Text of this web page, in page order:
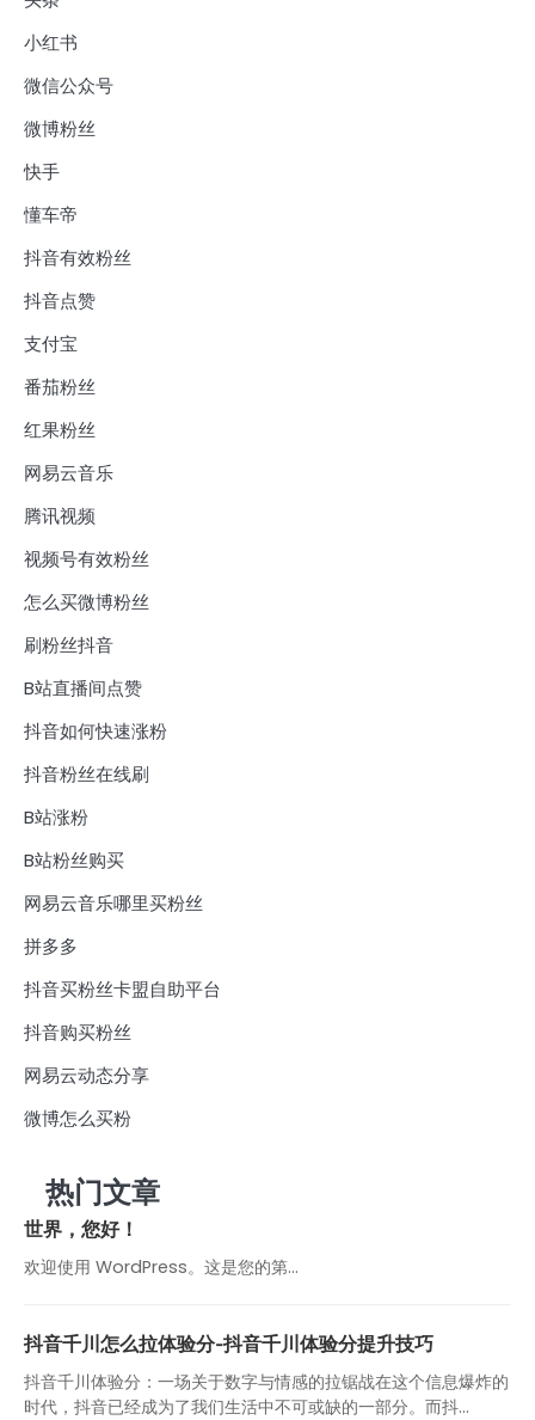
小红书
微信公众号
微博粉丝
快手
懂车帝
抖音有效粉丝
抖音点赞
支付宝
番茄粉丝
红果粉丝
网易云音乐
腾讯视频
视频号有效粉丝
怎么买微博粉丝
刷粉丝抖音
B站直播间点赞
抖音如何快速涨粉
抖音粉丝在线刷
B站涨粉
B站粉丝购买
网易云音乐哪里买粉丝
拼多多
抖音买粉丝卡盟自助平台
抖音购买粉丝
网易云动态分享
微博怎么买粉
热门文章
世界，您好！
欢迎使用 WordPress。这是您的第…
抖音千川怎么拉体验分-抖音千川体验分提升技巧
抖音千川体验分：一场关于数字与情感的拉锯战在这个信息爆炸的
时代，抖音已经成为了我们生活中不可或缺的一部分。而抖...